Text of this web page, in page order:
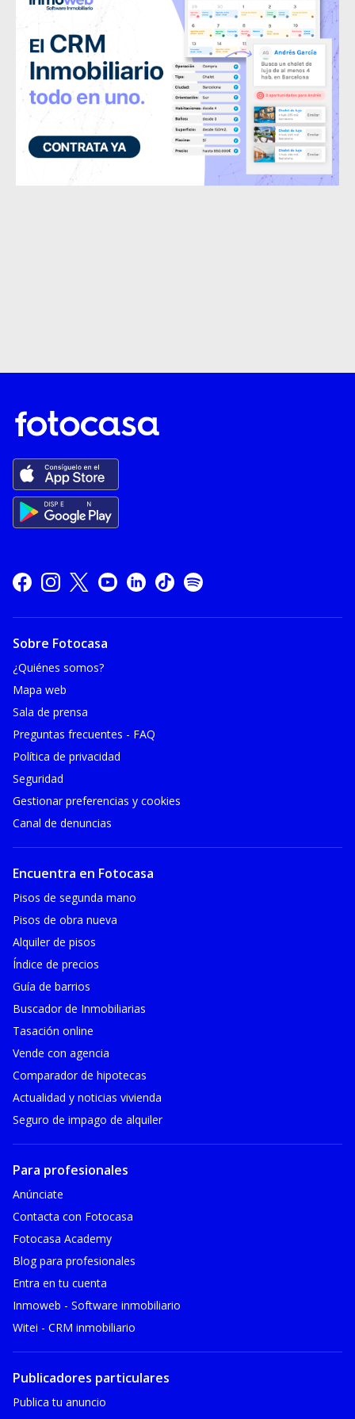
Sobre Fotocasa
¿Quiénes somos?
Mapa web
Sala de prensa
Preguntas frecuentes - FAQ
Política de privacidad
Seguridad
Gestionar preferencias y cookies
Canal de denuncias
Encuentra en Fotocasa
Pisos de segunda mano
Pisos de obra nueva
Alquiler de pisos
Índice de precios
Guía de barrios
Buscador de Inmobiliarias
Tasación online
Vende con agencia
Comparador de hipotecas
Actualidad y noticias vivienda
Seguro de impago de alquiler
Para profesionales
Anúnciate
Contacta con Fotocasa
Fotocasa Academy
Blog para profesionales
Entra en tu cuenta
Inmoweb - Software inmobiliario
Witei - CRM inmobiliario
Publicadores particulares
Publica tu anuncio